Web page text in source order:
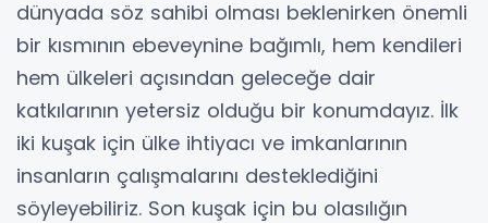
dünyada söz sahibi olması beklenirken önemli
bir kısmının ebeveynine bağımlı, hem kendileri
hem ülkeleri açısından geleceğe dair
katkılarının yetersiz olduğu bir konumdayız. İlk
iki kuşak için ülke ihtiyacı ve imkanlarının
insanların çalışmalarını desteklediğini
söyleyebiliriz. Son kuşak için bu olasılığın